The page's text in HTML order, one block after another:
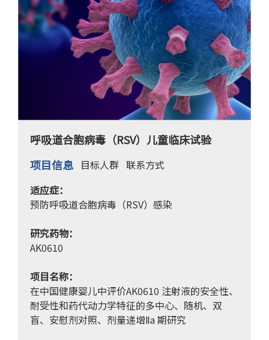
呼吸道合胞病毒（RSV）儿童临床试验
项目信息 目标人群 联系方式
适应症：
预防呼吸道合胞病毒（RSV）感染
研究药物：
AK0610
项目名称：
在中国健康婴儿中评价AK0610 注射液的安全性、
耐受性和药代动力学特征的多中心、随机、双
盲、安慰剂对照、剂量递增Ⅱa 期研究